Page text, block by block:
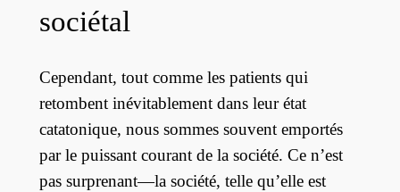
sociétal
Cependant, tout comme les patients qui
retombent inévitablement dans leur état
catatonique, nous sommes souvent emportés
par le puissant courant de la société. Ce n’est
pas surprenant—la société, telle qu’elle est